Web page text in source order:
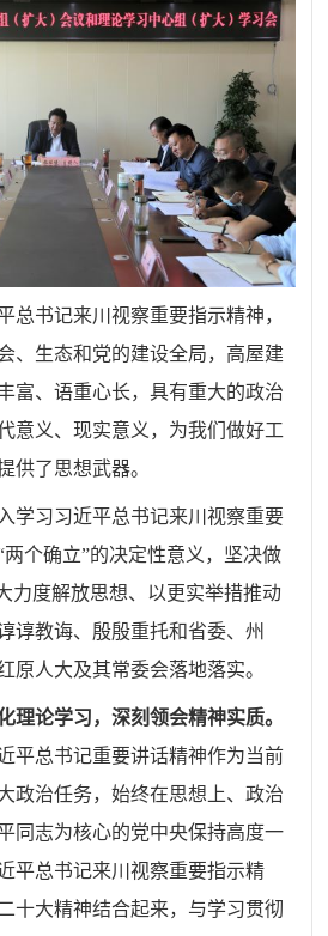
总书记来川视察重要指示精神，
、生态和党的建设全局，高屋建
富、语重心长，具有重大的政治
意义、现实意义，为我们做好工
供了思想武器。
学习习近平总书记来川视察重要
个确立”的决定性意义，坚决做
力度解放思想、以更实举措推动
谆教诲、殷殷重托和省委、州
原人大及其常委会落地落实。
理论学习，深刻领会精神实质。
平总书记重要讲话精神作为当前
政治任务，始终在思想上、政治
同志为核心的党中央保持高度一
平总书记来川视察重要指示精
十大精神结合起来，与学习贯彻